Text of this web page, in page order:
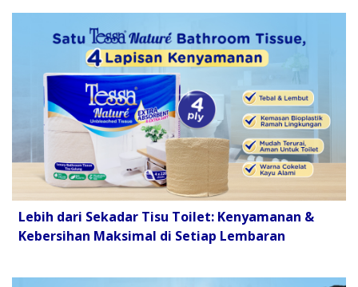
Lebih dari Sekadar Tisu Toilet: Kenyamanan &
Kebersihan Maksimal di Setiap Lembaran